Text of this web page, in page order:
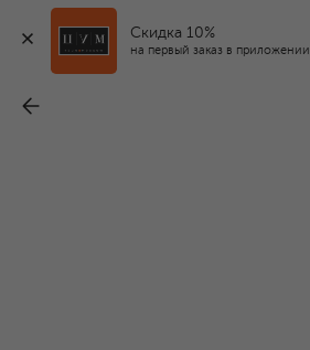
Скидка 10%
на первый заказ в приложении